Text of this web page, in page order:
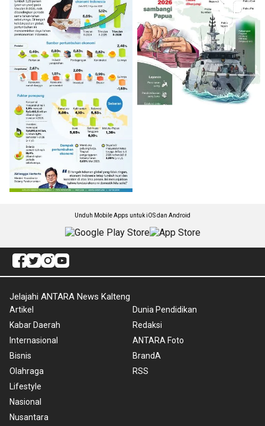
Unduh Mobile Apps untuk iOS dan Android
Jelajahi ANTARA News Kalteng
Artikel
Kabar Daerah
Internasional
Bisnis
Olahraga
Lifestyle
Nasional
Nusantara
Dunia Pendidikan
Redaksi
ANTARA Foto
BrandA
RSS